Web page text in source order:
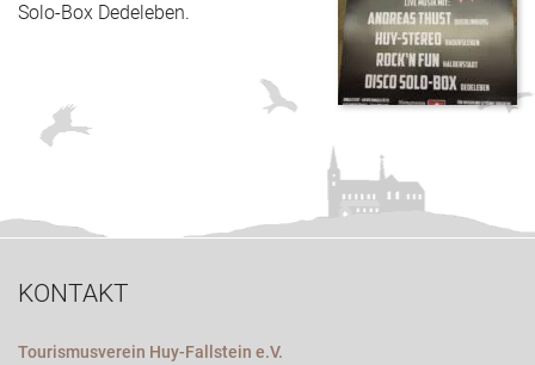
Solo-Box Dedeleben.
KONTAKT
Tourismusverein Huy-Fallstein e.V.